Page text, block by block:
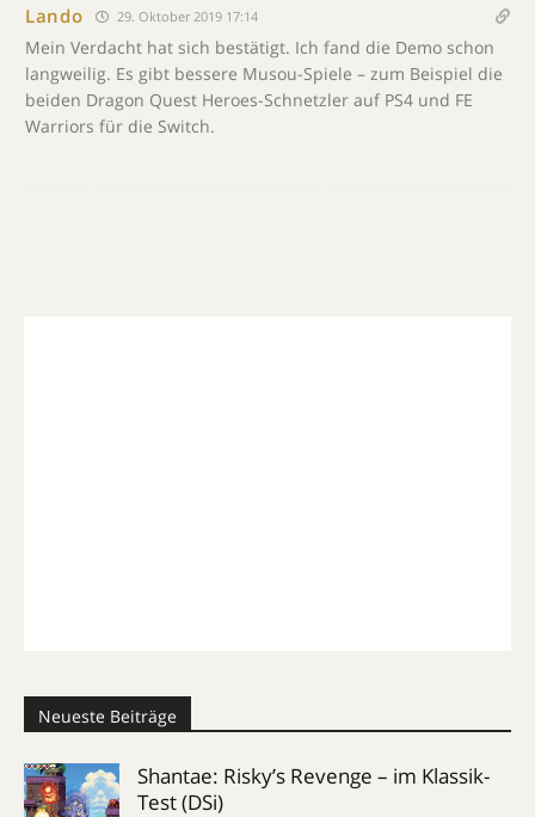
Lando 29. Oktober 2019 17:14
Mein Verdacht hat sich bestätigt. Ich fand die Demo schon
langweilig. Es gibt bessere Musou-Spiele – zum Beispiel die
beiden Dragon Quest Heroes-Schnetzler auf PS4 und FE
Warriors für die Switch.
Neueste Beiträge
Shantae: Risky’s Revenge – im Klassik-
Test (DSi)